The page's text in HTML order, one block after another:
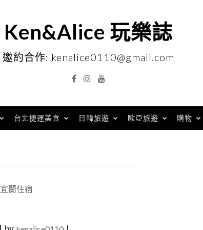
Ken&Alice 玩樂誌
邀約合作: kenalice0110@gmail.com
FacebookInstagramYouTube
台北捷運美食 日韓旅遊 歐亞旅遊 購物
宜蘭住宿